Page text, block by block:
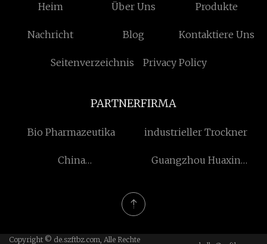
Heim Über Uns Produkte
Nachricht Blog Kontaktiere Uns
Seitenverzeichnis Privacy Policy
PARTNERFIRMA
Bio Pharmazeutika industrieller Trockner
China
Guangzhou Huaxin
Copyright © de.szftbz.com, Alle Rechte